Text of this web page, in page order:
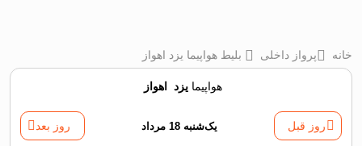
خانه پرواز داخلی بلیط هواپیما یزد اهواز
هواپیمایزد اهواز
روز قبل یک‌شنبه 18 مرداد روز بعد